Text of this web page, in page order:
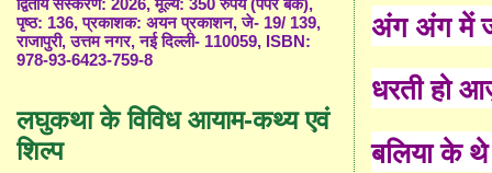
अंग अंग में
धरती हो
बलिया के थे
द्वितीय संस्करण: 2026, मूल्य: 350 रुपये (पेपर बैक),
पृष्ठ: 136, प्रकाशक: अयन प्रकाशन, जे- 19/ 139,
राजापुरी, उत्तम नगर, नई दिल्ली- 110059, ISBN:
978-93-6423-759-8
लघुकथा के विविध आयाम-कथ्य एवं
शिल्प